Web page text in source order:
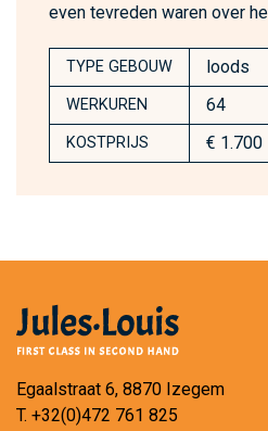
even tevreden waren over
TYPE GEBOUW loods
WERKUREN 64
KOSTPRIJS € 1.700
Egaalstraat 6, 8870 Izegem
T. +32(0)472 761 825